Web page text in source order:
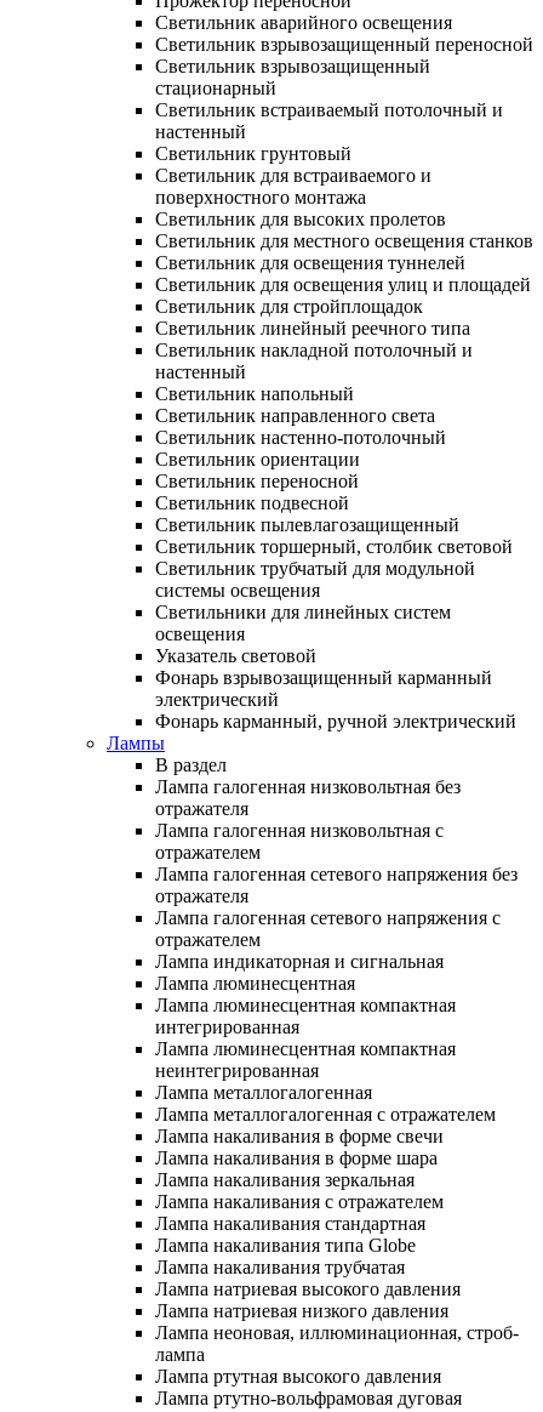
Светильник аварийного освещения
Светильник взрывозащищенный переносной
Светильник взрывозащищенный
стационарный
Светильник встраиваемый потолочный и
настенный
Светильник грунтовый
Светильник для встраиваемого и
поверхностного монтажа
Светильник для высоких пролетов
Светильник для местного освещения станков
Светильник для освещения туннелей
Светильник для освещения улиц и площадей
Светильник для стройплощадок
Светильник линейный реечного типа
Светильник накладной потолочный и
настенный
Светильник напольный
Светильник направленного света
Светильник настенно-потолочный
Светильник ориентации
Светильник переносной
Светильник подвесной
Светильник пылевлагозащищенный
Светильник торшерный, столбик световой
Светильник трубчатый для модульной
системы освещения
Светильники для линейных систем
освещения
Указатель световой
Фонарь взрывозащищенный карманный
электрический
Фонарь карманный, ручной электрический
Лампы
В раздел
Лампа галогенная низковольтная без
отражателя
Лампа галогенная низковольтная с
отражателем
Лампа галогенная сетевого напряжения без
отражателя
Лампа галогенная сетевого напряжения с
отражателем
Лампа индикаторная и сигнальная
Лампа люминесцентная
Лампа люминесцентная компактная
интегрированная
Лампа люминесцентная компактная
неинтегрированная
Лампа металлогалогенная
Лампа металлогалогенная с отражателем
Лампа накаливания в форме свечи
Лампа накаливания в форме шара
Лампа накаливания зеркальная
Лампа накаливания с отражателем
Лампа накаливания стандартная
Лампа накаливания типа Globe
Лампа накаливания трубчатая
Лампа натриевая высокого давления
Лампа натриевая низкого давления
Лампа неоновая, иллюминационная, строб-
лампа
Лампа ртутная высокого давления
Лампа ртутно-вольфрамовая дуговая